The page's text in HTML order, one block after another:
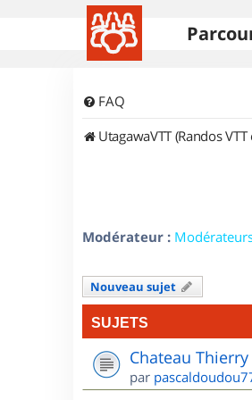
FAQ
UtagawaVTT (Randos VTT
Modérateur :
Nouveau sujet
SUJETS
Chateau
par